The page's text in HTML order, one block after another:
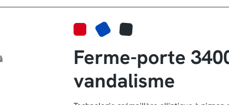
Ferme-porte
vandalisme